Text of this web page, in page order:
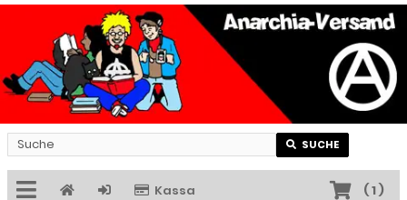
SUCHE
Kassa (1)